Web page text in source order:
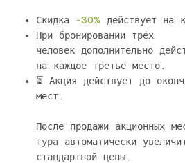
Скидка -30%
действует на
При бронировании трёх
человек дополнительно
на каждое третье место.
⏳ Акция действует до
мест.
После продажи акционных
тура автоматически
стандартной цены.